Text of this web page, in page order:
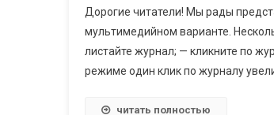
Дорогие читатели! Мы рады
мультимедийном варианте.
листайте журнал; — кликните по
режиме один клик по журналу
читать полностью